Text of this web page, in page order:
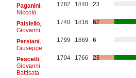
Paganini,
Niccolò
1782 1840 23
Paisiello,
Giovanni
1740 1816 62
Persiani,
Giuseppe
1799 1869 6
Pescetti,
Giovanni
Battisata
1704 1766 23